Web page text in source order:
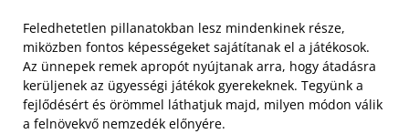
Feledhetetlen pillanatokban lesz mindenkinek része,
miközben fontos képességeket sajátítanak el a játékosok.
Az ünnepek remek apropót nyújtanak arra, hogy átadásra
kerüljenek az ügyességi játékok gyerekeknek. Tegyünk a
fejlődésért és örömmel láthatjuk majd, milyen módon válik
a felnövekvő nemzedék előnyére.